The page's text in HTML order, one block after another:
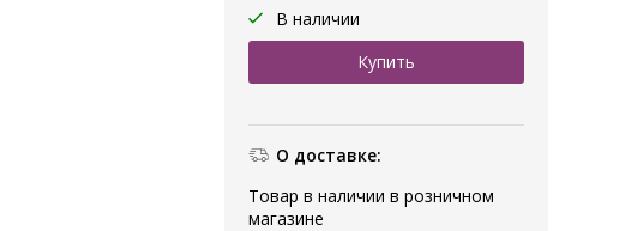
В наличии
О доставке:
Товар в наличии в розничном
магазине